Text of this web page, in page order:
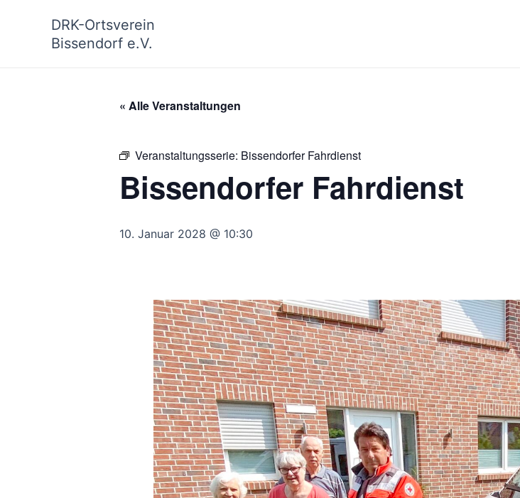
DRK-Ortsverein
Bissendorf e.V.
« Alle Veranstaltungen
Veranstaltungsserie: Bissendorfer Fahrdienst
Bissendorfer Fahrdienst
10. Januar 2028 @ 10:30